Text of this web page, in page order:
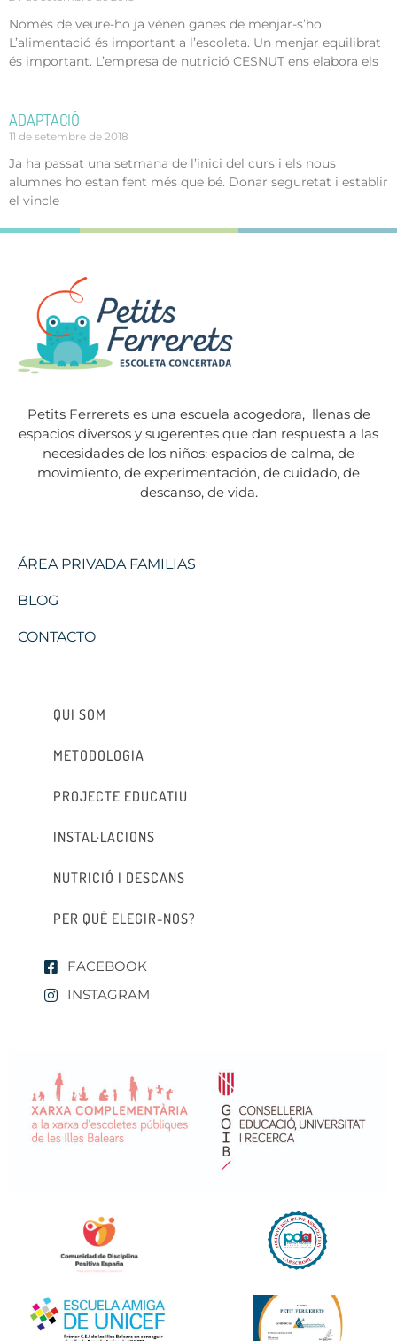
Només de veure-ho ja vénen ganes de menjar-s’ho.
L’alimentació és important a l’escoleta. Un menjar equilibrat
és important. L’empresa de nutrició CESNUT ens elabora els
ADAPTACIÓ
11 de setembre de 2018
Ja ha passat una setmana de l’inici del curs i els nous
alumnes ho estan fent més que bé. Donar seguretat i establir
el vincle
Petits Ferrerets es una escuela acogedora, llenas de
espacios diversos y sugerentes que dan respuesta a las
necesidades de los niños: espacios de calma, de
movimiento, de experimentación, de cuidado, de
descanso, de vida.
ÁREA PRIVADA FAMILIAS
BLOG
CONTACTO
QUI SOM
METODOLOGIA
PROJECTE EDUCATIU
INSTAL·LACIONS
NUTRICIÓ I DESCANS
PER QUÉ ELEGIR-NOS?
FACEBOOK
INSTAGRAM